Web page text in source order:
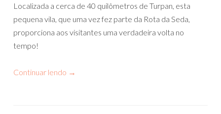
Localizada a cerca de 40 quilômetros de Turpan, esta
pequena vila, que uma vez fez parte da Rota da Seda,
proporciona aos visitantes uma verdadeira volta no
tempo!
Continuar lendo →